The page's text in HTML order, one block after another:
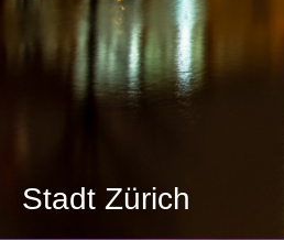
Stadt Zürich